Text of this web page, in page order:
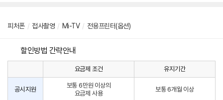
피처폰 / 접사촬영 / Mi-TV / 전용프린터(옵션)
할인방법 간략안내
사
요금제 조건 유지기간
공시지원
보통 6만원 이상의
요금제 사용
보통 6개월 이상